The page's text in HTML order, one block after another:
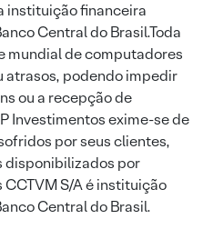
financeira
Central do Brasil.Toda
mundial de computadores
atrasos, podendo impedir
ou a recepção de
Investimentos exime-se de
por seus clientes,
disponibilizados por
S/A é instituição
Central do Brasil.